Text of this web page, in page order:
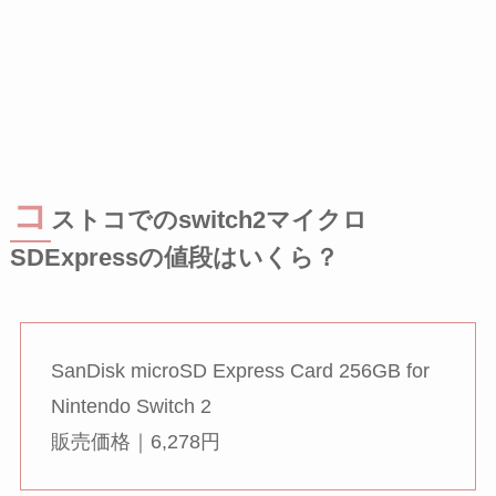
コ ストコでのswitch2マイクロ
SDExpressの値段はいくら？
SanDisk microSD Express Card 256GB for
Nintendo Switch 2
販売価格｜6,278円